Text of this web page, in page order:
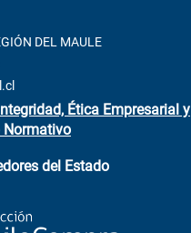
+(73) 256
(73)
DEL MAULE
Ética Empresarial y
Normativo
del Estado